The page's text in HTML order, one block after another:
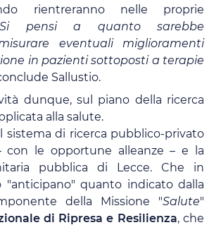
rientreranno nelle proprie
Si pensi a quanto sarebbe
eventuali miglioramenti
in pazienti sottoposti a terapie
Sallustio.
dunque, sul piano della ricerca
alla salute.
sistema di ricerca pubblico-privato
con le opportune alleanze – e la
pubblica di Lecce. Che in
"anticipano" quanto indicato dalla
della Missione "Salute"
di Ripresa e Resilienza, che